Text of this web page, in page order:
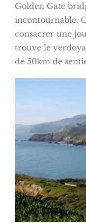
Golden Gate
incontournable.
consacrer une
trouve le
de 50km de